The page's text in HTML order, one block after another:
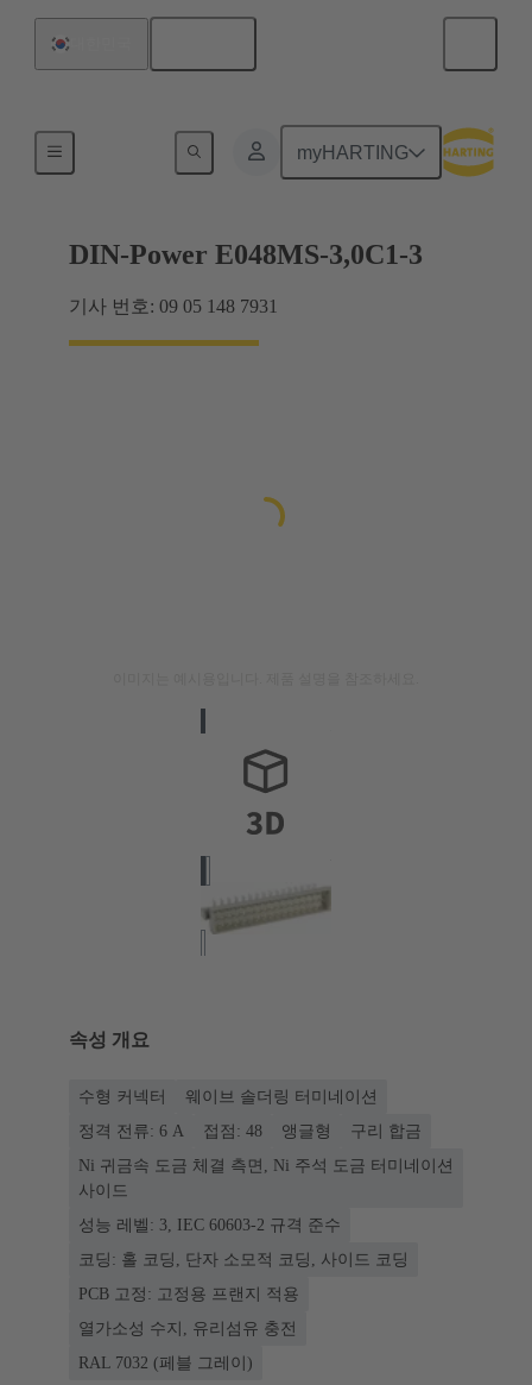
myHARTING
마더보드와 도터보드 연결
DIN-Power E048MS-3,0C1-3
기사 번호: 09 05 148 7931
속성 개요
수형 커넥터
웨이브 솔더링 터미네이션
정격 전류: ‌6 A
접점: 48 앵글형
구리 합금
Ni 귀금속 도금 체결 측면, Ni 주석 도금 터미네이션
사이드
성능 레벨: 3, IEC 60603-2 규격 준수
코딩: 홀 코딩, 단자 소모적 코딩, 사이드 코딩
PCB 고정: 고정용 프랜지 적용
열가소성 수지, 유리섬유 충전
RAL 7032 (페블 그레이)